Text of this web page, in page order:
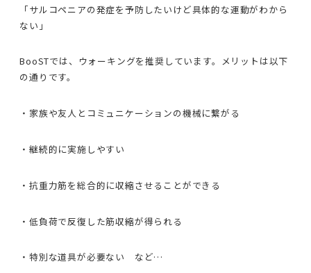
「サルコペニアの発症を予防したいけど具体的な運動がわから
ない」
BooSTでは、ウォーキングを推奨しています。メリットは以下
の通りです。
・家族や友人とコミュニケーションの機械に繋がる
・継続的に実施しやすい
・抗重力筋を総合的に収縮させることができる
・低負荷で反復した筋収縮が得られる
・特別な道具が必要ない など…